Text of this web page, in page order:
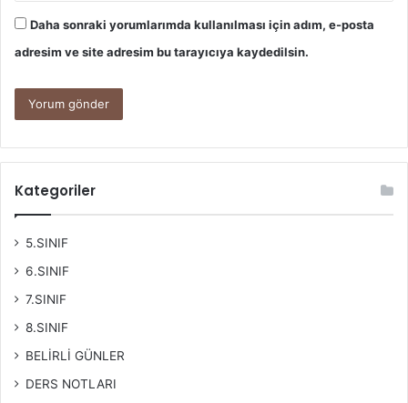
Daha sonraki yorumlarımda kullanılması için adım, e-posta
adresim ve site adresim bu tarayıcıya kaydedilsin.
Kategoriler
5.SINIF
6.SINIF
7.SINIF
8.SINIF
BELİRLİ GÜNLER
DERS NOTLARI